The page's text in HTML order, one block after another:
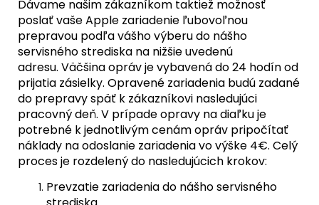
Dávame našim zákazníkom taktiež možnosť
poslať vaše Apple zariadenie ľubovoľnou
prepravou podľa vášho výberu do nášho
servisného strediska na nižšie uvedenú
adresu. Väčšina opráv je vybavená do 24 hodín od
prijatia zásielky. Opravené zariadenia budú zadané
do prepravy späť k zákazníkovi nasledujúci
pracovný deň. V prípade opravy na diaľku je
potrebné k jednotlivým cenám opráv pripočítať
náklady na odoslanie zariadenia vo výške 4€. Celý
proces je rozdelený do nasledujúcich krokov:
Prevzatie zariadenia do nášho servisného